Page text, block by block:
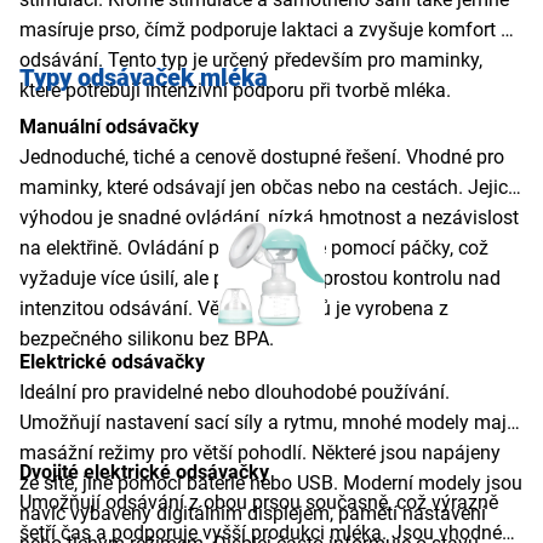
masíruje prso, čímž podporuje laktaci a zvyšuje komfort při
odsávání. Tento typ je určený především pro maminky,
které potřebují intenzivní podporu při tvorbě mléka.
Typy odsávaček mléka
Manuální odsávačky
Jednoduché, tiché a cenově dostupné řešení. Vhodné pro
maminky, které odsávají jen občas nebo na cestách. Jejich
výhodou je snadné ovládání, nízká hmotnost a nezávislost
na elektřině. Ovládání probíhá ručně pomocí páčky, což
vyžaduje více úsilí, ale poskytuje naprostou kontrolu nad
intenzitou odsávání. Většina modelů je vyrobena z
bezpečného silikonu bez BPA.
Elektrické odsávačky
Ideální pro pravidelné nebo dlouhodobé používání.
Umožňují nastavení sací síly a rytmu, mnohé modely mají i
masážní režimy pro větší pohodlí. Některé jsou napájeny
ze sítě, jiné pomocí baterie nebo USB. Moderní modely jsou
navíc vybaveny digitálním displejem, pamětí nastavení
Dvojité elektrické odsávačky
Umožňují odsávání z obou prsou současně, což výrazně
šetří čas a podporuje vyšší produkci mléka. Jsou vhodné